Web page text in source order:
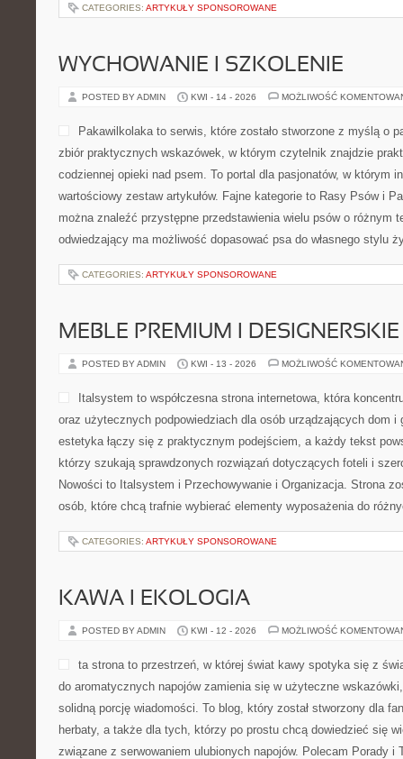
CATEGORIES: ARTYKUŁY SPONSOROWANE
WYCHOWANIE I SZKOLENIE
POSTED BY ADMIN KWI - 14 - 2026 MOŻLIWOŚĆ
Pakawilkolaka to serwis, które zostało stworzone z myślą o
zbiór praktycznych wskazówek, w którym czytelnik znajdzie
codziennej opieki nad psem. To portal dla pasjonatów, w którym
wartościowy zestaw artykułów. Fajne kategorie to Rasy Psów i
można znaleźć przystępne przedstawienia wielu psów o różnym
odwiedzający ma możliwość dopasować psa do własnego stylu
CATEGORIES: ARTYKUŁY SPONSOROWANE
MEBLE PREMIUM I DESIGNERSKIE
POSTED BY ADMIN KWI - 13 - 2026 MOŻLIWOŚĆ
Italsystem to współczesna strona internetowa, która
oraz użytecznych podpowiedziach dla osób urządzających dom i
estetyka łączy się z praktycznym podejściem, a każdy tekst
którzy szukają sprawdzonych rozwiązań dotyczących foteli i
Nowości to Italsystem i Przechowywanie i Organizacja. Strona
osób, które chcą trafnie wybierać elementy wyposażenia do
CATEGORIES: ARTYKUŁY SPONSOROWANE
KAWA I EKOLOGIA
POSTED BY ADMIN KWI - 12 - 2026 MOŻLIWOŚĆ
ta strona to przestrzeń, w której świat kawy spotyka się z
do aromatycznych napojów zamienia się w użyteczne
solidną porcję wiadomości. To blog, który został stworzony dla
herbaty, a także dla tych, którzy po prostu chcą dowiedzieć się
związane z serwowaniem ulubionych napojów. Polecam Porady i